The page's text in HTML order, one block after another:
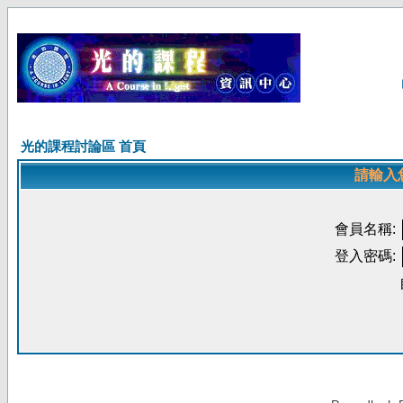
光的課程討論區 首頁
請輸入
會員名稱:
登入密碼: